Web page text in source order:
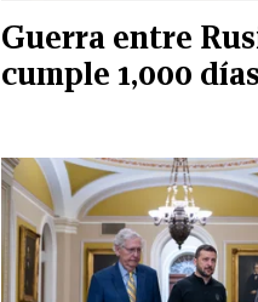
Guerra entre
cumple 1,000 días